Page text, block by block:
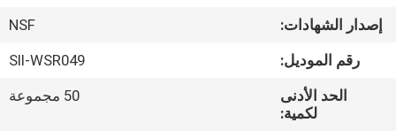
جولة
إصدار الشهادات:
NSF
رقم الموديل:
SII-WSR049
الحد الأدنى
لكمية:
50 مجموعة